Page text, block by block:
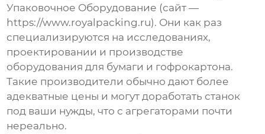
Упаковочное Оборудование (сайт —
https://www.royalpacking.ru). Они как раз
специализируются на исследованиях,
проектировании и производстве
оборудования для бумаги и гофрокартона.
Такие производители обычно дают более
адекватные цены и могут доработать станок
под ваши нужды, что с агрегаторами почти
нереально.